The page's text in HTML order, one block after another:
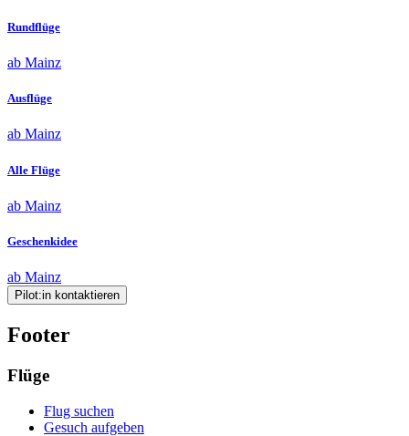
Rundflüge
ab Mainz
Ausflüge
ab Mainz
Alle Flüge
ab Mainz
Geschenkidee
ab Mainz
Pilot:in kontaktieren
Footer
Flüge
Flug suchen
Gesuch aufgeben